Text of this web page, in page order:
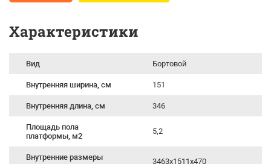
Характеристики
Вид Бортовой
Внутренняя ширина, см 151
Внутренняя длина, см 346
Площадь пола
платформы, м2
5,2
Внутренние размеры
3463х1511х470